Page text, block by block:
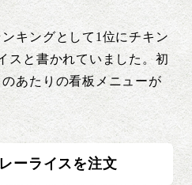
キングとして1位にチキン
スと書かれていました。初
あたりの看板メニューが
ーライスを注文